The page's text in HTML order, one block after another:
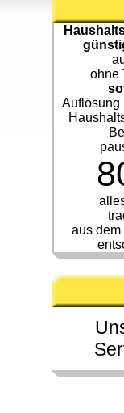
ohne
Auflösung
aus dem